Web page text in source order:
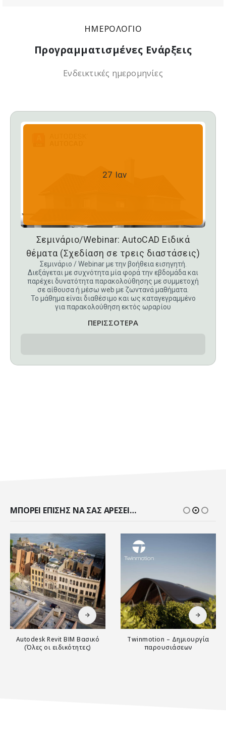
ΗΜΕΡΟΛΟΓΙΟ
Προγραμματισμένες Ενάρξεις
Ενδεικτικές ημερομηνίες
27 Ιαν
Σεμινάριο/Webinar: AutoCAD Ειδικά
θέματα (Σχεδίαση σε τρεις διαστάσεις)
Σεμινάριο / Webinar με την βοήθεια εισηγητή.
Διεξάγεται με συχνότητα μία φορά την εβδομάδα και
παρέχει δυνατότητα παρακολούθησης με συμμετοχή
σε αίθουσα ή μέσω web με ζωντανά μαθήματα.
Το μάθημα είναι διαθέσιμο και ως καταγεγραμμένο
για παρακολούθηση εκτός ωραρίου
ΠΕΡΙΣΣΟΤΕΡΑ
ΜΠΟΡΕΊ ΕΠΊΣΗΣ ΝΑ ΣΑΣ ΑΡΈΣΕΙ…
Αυτό το προϊόν έχει πολλαπλές παραλλαγές. Οι επιλογές μπορούν να επιλεγούν στη σελίδα του προϊόντος
Autodesk Revit ΒΙΜ Βασικό
(Όλες οι ειδικότητες)
Αυτό το προϊόν έχει πολλαπλές παραλλαγές. Οι επιλογές μπορούν να επιλεγούν στη σελίδα του προϊόντος
Twinmotion – Δημιουργία
παρουσιάσεων